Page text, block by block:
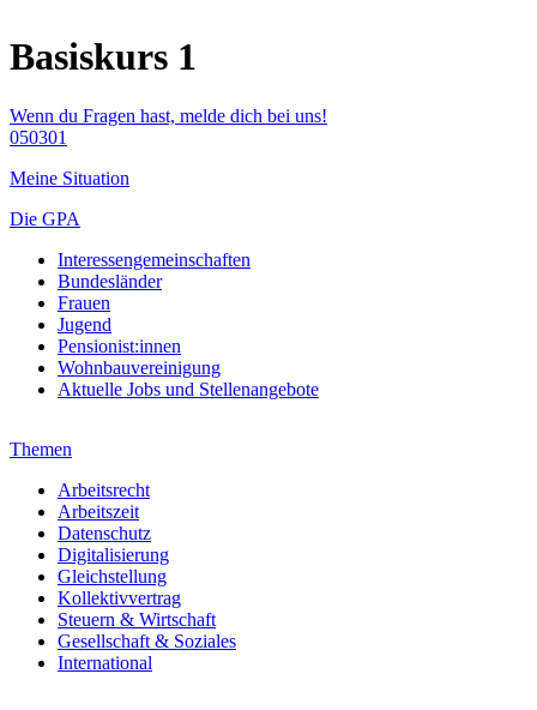
Basiskurs 1
Wenn du Fragen hast, melde dich bei uns!
050301
Meine Situation
Die GPA
Interessengemeinschaften
Bundesländer
Frauen
Jugend
Pensionist:innen
Wohnbauvereinigung
Aktuelle Jobs und Stellenangebote
Themen
Arbeitsrecht
Arbeitszeit
Datenschutz
Digitalisierung
Gleichstellung
Kollektivvertrag
Steuern & Wirtschaft
Gesellschaft & Soziales
International